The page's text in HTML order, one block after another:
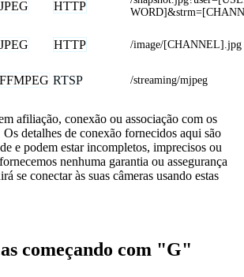
JPEG HTTP
JPEG HTTP /image/[CHANNEL].jpg
FFMPEG RTSP /streaming/mjpeg
afiliação, conexão ou associação com os
detalhes de conexão fornecidos aqui são
e podem estar incompletos, imprecisos ou
nenhuma garantia ou assegurança
se conectar às suas câmeras usando estas
começando com "G"